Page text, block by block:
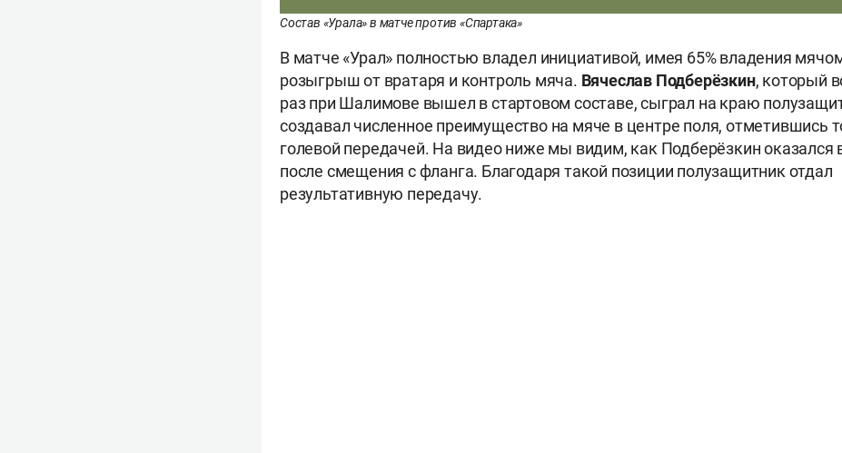
Состав «Урала» в матче против «Спартака»
В матче «Урал» полностью владел инициативой, имея 65% владения
розыгрыш от вратаря и контроль мяча. Вячеслав Подберёзкин, который
раз при Шалимове вышел в стартовом составе, сыграл на краю
создавал численное преимущество на мяче в центре поля, отметившись
голевой передачей. На видео ниже мы видим, как Подберёзкин оказался
после смещения с фланга. Благодаря такой позиции полузащитник отдал
результативную передачу.